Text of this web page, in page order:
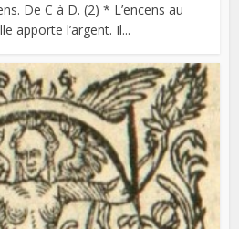
De C à D. (2) * L’encens au
apporte l’argent. Il...